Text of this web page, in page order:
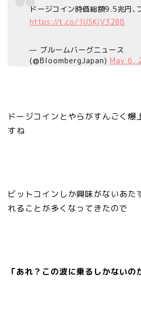
ドージコイン時価総額9.5兆円､
https://t.co/1USKjV328B
— ブルームバーグニュース
(@BloombergJapan) May 6,
ドージコインとやらがすんごく爆
すね
ビットコインしか興味がないあた
れることが多くなってきたので
「あれ？この波に乗るしかないの